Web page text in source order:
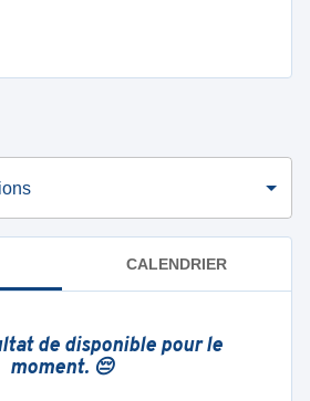
CALENDRIER
de disponible pour le
moment. 😔